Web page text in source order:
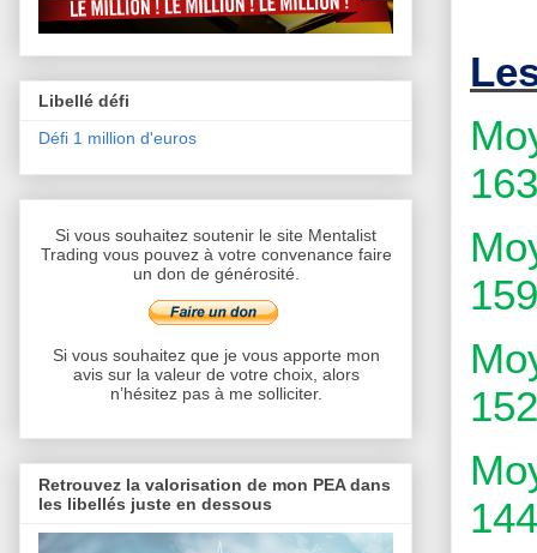
Libellé défi
Défi 1 million d'euros
Si vous souhaitez soutenir le site Mentalist
Trading vous pouvez à votre convenance faire
un don de générosité.
Si vous souhaitez que je vous apporte mon
avis sur la valeur de votre choix, alors
n’hésitez pas à me solliciter.
Retrouvez la valorisation de mon PEA dans
les libellés juste en dessous